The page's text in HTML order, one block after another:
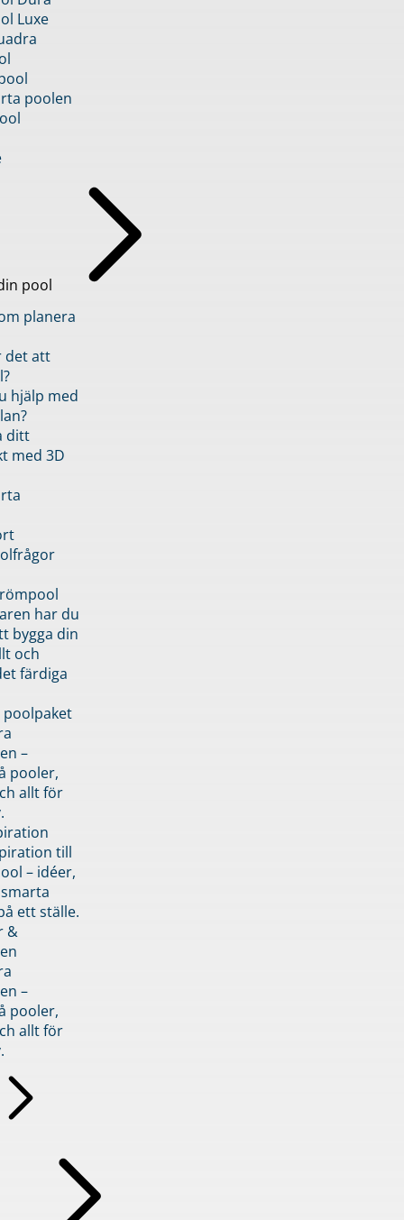
Luxe
poolen
pool
planera
det att
hjälp med
ditt
med 3D
har du
bygga din
och
färdiga
–
pooler,
allt för
till
– idéer,
ett ställe.
&
–
pooler,
allt för